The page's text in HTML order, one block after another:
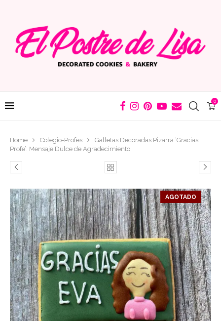
0
Home Colegio-Profes
Galletas Decoradas Pizarra ‘Gracias
Profe’: Mensaje Dulce de Agradecimiento
AGOTADO